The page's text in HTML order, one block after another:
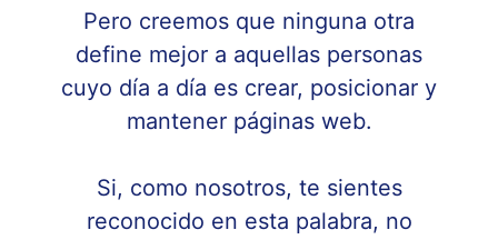
Pero creemos que ninguna otra
define mejor a aquellas personas
cuyo día a día es crear, posicionar y
mantener páginas web.
Si, como nosotros, te sientes
reconocido en esta palabra, no